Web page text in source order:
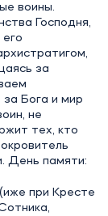
воины.
Господня,
за
Бога и мир
не
тех, кто
День памяти:
при Кресте